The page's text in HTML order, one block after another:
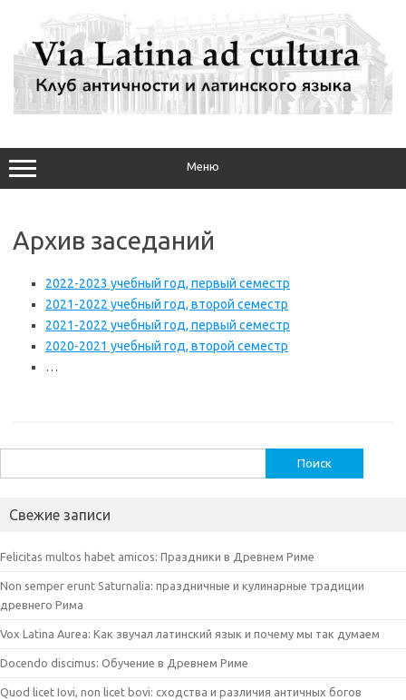
содержимому
Меню
Архив заседаний
2022-2023 учебный год, первый семестр
2021-2022 учебный год, второй семестр
2021-2022 учебный год, первый семестр
2020-2021 учебный год, второй семестр
…
Свежие записи
Felicitas multos habet amicos: Праздники в Древнем Риме
Non semper erunt Saturnalia: праздничные и кулинарные традиции
древнего Рима
Vox Latina Aurea: Как звучал латинский язык и почему мы так думаем
Docendo discimus: Обучение в Древнем Риме
Quod licet Iovi, non licet bovi: сходства и различия античных богов